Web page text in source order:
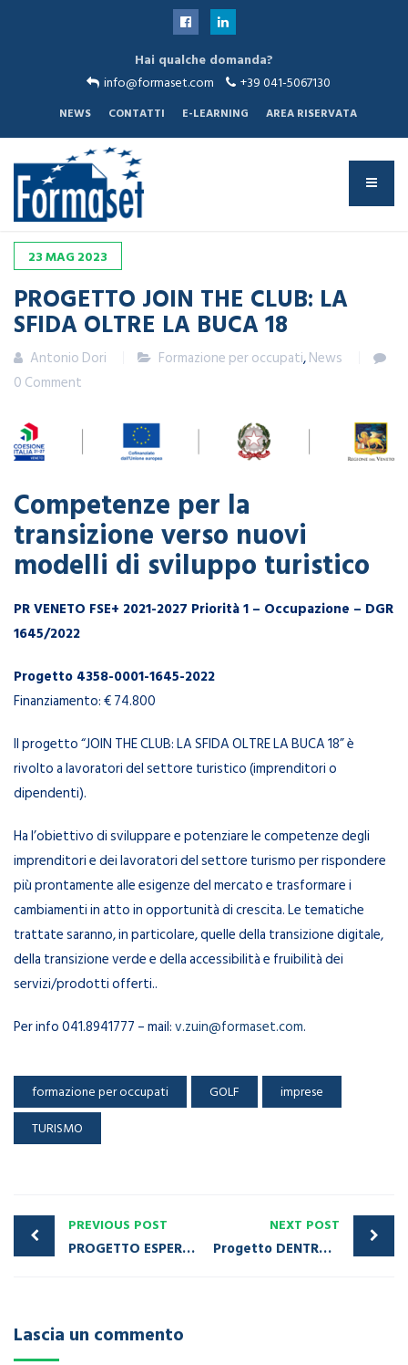
Hai qualche domanda?
info@formaset.com
+39 041-5067130
NEWS CONTATTI E-LEARNING AREA RISERVATA
Progetto JOIN THE CLUB: LA SFIDA OLTRE LA BUCA 18
23MAG2023
PROGETTO JOIN THE CLUB: LA
SFIDA OLTRE LA BUCA 18
Antonio Dori Formazione per occupati,News
0 Comment
Competenze per la
transizione verso nuovi
modelli di sviluppo turistico
PR VENETO FSE+ 2021-2027 Priorità 1 – Occupazione – DGR
1645/2022
Progetto 4358-0001-1645-2022
Finanziamento: € 74.800
Il progetto “JOIN THE CLUB: LA SFIDA OLTRE LA BUCA 18” è
rivolto a lavoratori del settore turistico (imprenditori o
dipendenti).
Ha l’obiettivo di sviluppare e potenziare le competenze degli
imprenditori e dei lavoratori del settore turismo per rispondere
più prontamente alle esigenze del mercato e trasformare i
cambiamenti in atto in opportunità di crescita. Le tematiche
trattate saranno, in particolare, quelle della transizione digitale,
della transizione verde e della accessibilità e fruibilità dei
servizi/prodotti offerti..
Per info 041.8941777 – mail:v.zuin@formaset.com.
formazione per occupati GOLF
imprese
TURISMO
PREVIOUS POST
PROGETTO ESPERTO DI PROGETTAZIONE DI APPLICAZIONI MULTIMEDIALI
NEXT POST
Progetto DENTRO LA RIVOLUZIONE DIGITALE: MINDSET E STRUMENTI PER AZIENDE E PROFESSIONISTI
Lascia un commento